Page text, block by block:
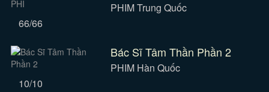
PHIM Trung Quốc
66/66
Bác Sĩ Tâm Thần Phần 2
PHIM Hàn Quốc
10/10